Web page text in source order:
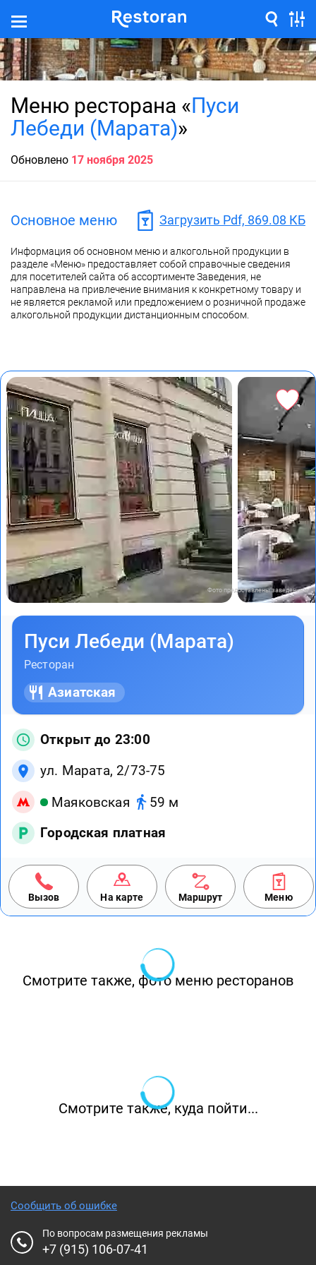
Меню ресторана «Пуси
Лебеди (Марата)»
Обновлено 17 ноября 2025
Основное меню Загрузить Pdf, 869.08 КБ
Информация об основном меню и алкогольной продукции в
разделе «Меню» предоставляет собой справочные сведения
для посетителей сайта об ассортименте Заведения, не
направлена на привлечение внимания к конкретному товару и
не является рекламой или предложением о розничной продаже
алкогольной продукции дистанционным способом.
Фото предоставлены заведением
Пуси Лебеди (Марата)
Ресторан
Азиатская
Открыт до 23:00
ул. Марата, 2/73-75
Маяковская
59 м
Городская платная
Вызов На карте Маршрут Меню
Смотрите также, фото меню ресторанов
Смотрите также, куда пойти...
Сообщить об ошибке
По вопросам размещения рекламы
+7 (915) 106-07-41